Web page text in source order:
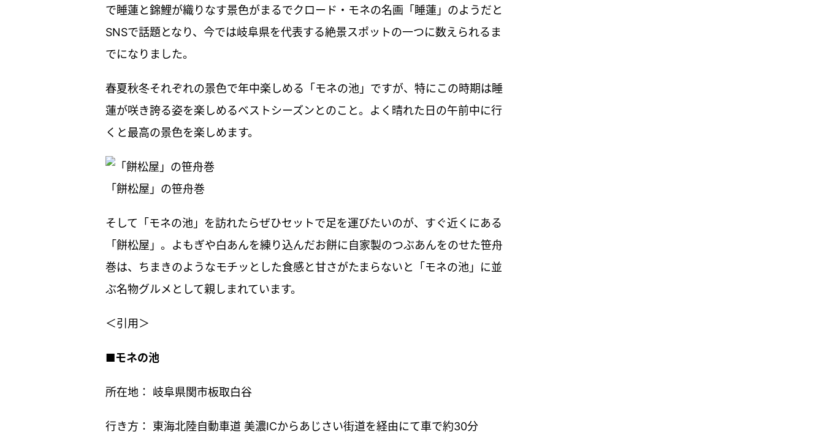
で睡蓮と錦鯉が織りなす景色がまるでクロード・モネの名画「睡蓮」のようだと
SNSで話題となり、今では岐阜県を代表する絶景スポットの一つに数えられるま
でになりました。
春夏秋冬それぞれの景色で年中楽しめる「モネの池」ですが、特にこの時期は睡
蓮が咲き誇る姿を楽しめるベストシーズンとのこと。よく晴れた日の午前中に行
くと最高の景色を楽しめます。
「餅松屋」の笹舟巻
そして「モネの池」を訪れたらぜひセットで足を運びたいのが、すぐ近くにある
「餅松屋」。よもぎや白あんを練り込んだお餅に自家製のつぶあんをのせた笹舟
巻は、ちまきのようなモチッとした食感と甘さがたまらないと「モネの池」に並
ぶ名物グルメとして親しまれています。
＜引用＞
■モネの池
所在地： 岐阜県関市板取白谷
行き方： 東海北陸自動車道 美濃ICからあじさい街道を経由にて車で約30分